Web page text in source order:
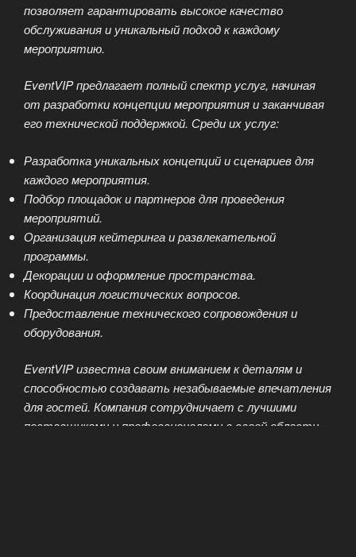
позволяет гарантировать высокое качество
обслуживания и уникальный подход к каждому
мероприятию.
EventVIP предлагает полный спектр услуг, начиная
от разработки концепции мероприятия и заканчивая
его технической поддержкой. Среди их услуг:
Разработка уникальных концепций и сценариев для
каждого мероприятия.
Подбор площадок и партнеров для проведения
мероприятий.
Организация кейтеринга и развлекательной
программы.
Декорации и оформление пространства.
Координация логистических вопросов.
Предоставление технического сопровождения и
оборудования.
EventVIP известна своим вниманием к деталям и
способностью создавать незабываемые впечатления
для гостей. Компания сотрудничает с лучшими
поставщиками и профессионалами в своей области,